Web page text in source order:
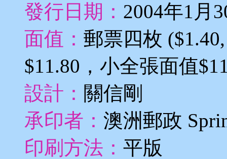
發行日期： 2004年1月
面值： 郵票四枚
$11.80，小全張面值
設計： 關信剛
承印者： 澳洲郵政
印刷方法： 平版